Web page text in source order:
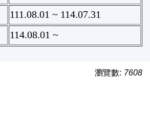
111.08.01 ~ 114.07.31
114.08.01 ~
瀏覽數: 7608